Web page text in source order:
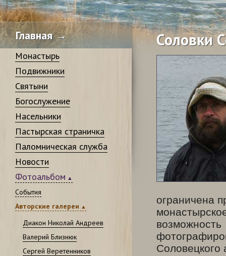
Главная →
Монастырь
Подвижники
Святыни
Богослужение
Насельники
Пастырская страничка
Паломническая служба
Новости
Фотоальбом
События
Авторские галереи
Диакон Николай Андреев
Валерий Близнюк
Сергей Веретенников
Соловки
ограничена
Соловецкого